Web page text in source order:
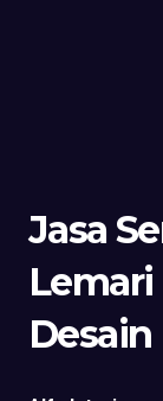
Jasa
Desain